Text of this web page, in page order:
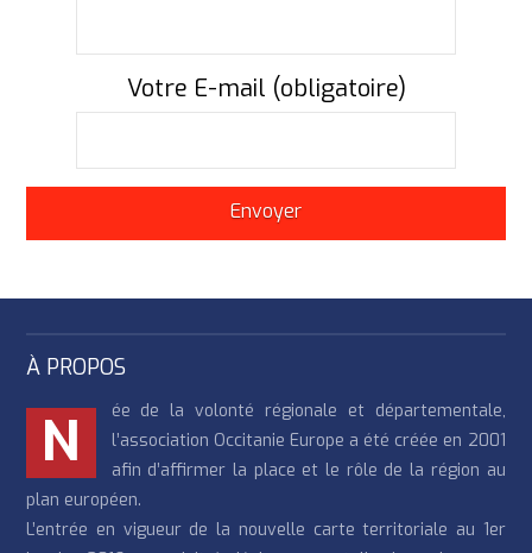
Votre E-mail (obligatoire)
À PROPOS
N
ée de la volonté régionale et départementale,
l’association Occitanie Europe a été créée en 2001
afin d’affirmer la place et le rôle de la région au
plan européen.
L’entrée en vigueur de la nouvelle carte territoriale au 1er